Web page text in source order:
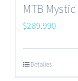
MTB Mystic
$289.990
Detalles